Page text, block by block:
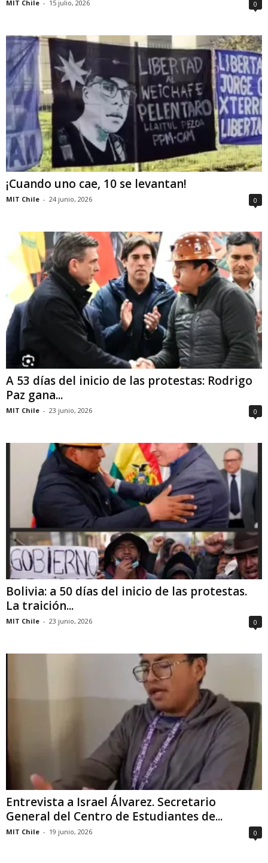
MIT Chile - 15 julio, 2026 0
¡Cuando uno cae, 10 se levantan!
MIT Chile - 24 junio, 2026 0
A 53 días del inicio de las protestas: Rodrigo
Paz gana...
MIT Chile - 23 junio, 2026 0
Bolivia: a 50 días del inicio de las protestas.
La traición...
MIT Chile - 23 junio, 2026 0
Entrevista a Israel Álvarez. Secretario
General del Centro de Estudiantes de...
MIT Chile - 19 junio, 2026 0